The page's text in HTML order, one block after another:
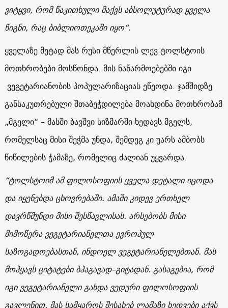
ვიტყვი, რომ წაკითხული მაქვს აბსოლუტურადყველა
წიგნი, რაც ბიბლიოთეკაში იყო“.
ყველაზე მეტად მას რუსი მწერლის ლევ ტოლსტოის
მოთხრობები მოსწონდა. მის ნაწარმოებებში იგი
ვეგეტარიანობის პოპულარიზაციას ეწეოდა. ჯამშიდზე
განსაკუთრებული შთაბეჭდილება მოახდინა მოთხრობამ
„მგელი“ – მასში ბავშვი სიზმარში ხედავს მგელს,
რომელსაც მისი შეჭმა უნდა, შემდეგ კი უარს ამბობს
წიწილების ჭამაზე, რომელიც ძალიან უყვარდა.
“ტოლსტოიმ ამ ფილოსოფიისყველა დეტალი იცოდა
და იყენებდაცხოვრებაში. ამაშიკიდევერთხელ
დავრწმუნდი მისი შესწავლისას. არსებობს მისი
მიმოწერავეგეტარიანელთაევროპულ
საზოგადოებასთან, ინდოელვეგეტარიანელებთან. მას
მოჰყავსციტატები ბჰაგავად–გიტადან. გასაგებია, რომ
იგივეგეტარიანელიგახდავედური ფილოსოფიის
გავლენით. მას სამყაროს შესახებ ლამაზი ხედვები აქვს